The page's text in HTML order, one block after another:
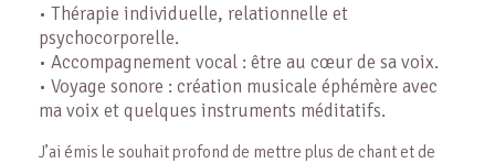
• Thérapie individuelle, relationnelle et
psychocorporelle.
• Accompagnement vocal : être au cœur de sa voix.
• Voyage sonore : création musicale éphémère avec
ma voix et quelques instruments méditatifs.
J’ai émis le souhait profond de mettre plus de chant et de